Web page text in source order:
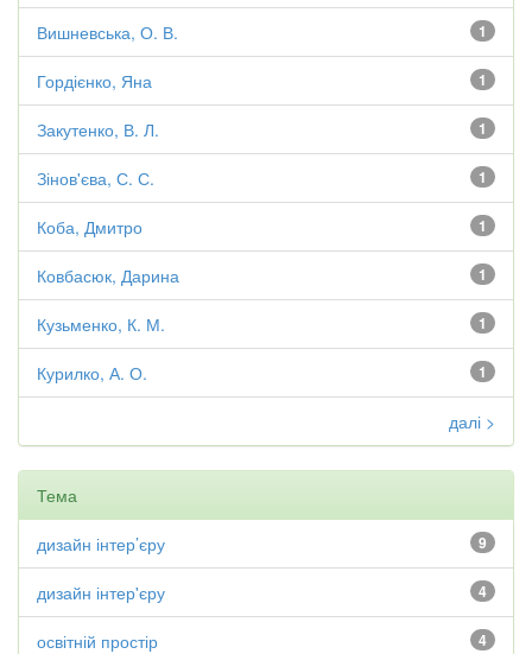
1
Вишневська, О. В.
1
Гордієнко, Яна
1
Закутенко, В. Л.
1
Зінов'єва, С. С.
1
Коба, Дмитро
1
Ковбасюк, Дарина
1
Кузьменко, К. М.
1
Курилко, А. О.
далі >
Тема
9
дизайн інтер’єру
4
дизайн інтер'єру
4
освітній простір